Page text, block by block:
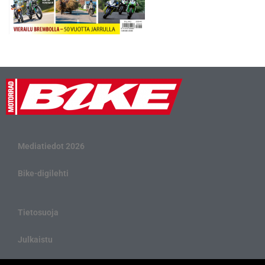
Mediatiedot 2026
Bike-digilehti
Tietosuoja
Julkaistu